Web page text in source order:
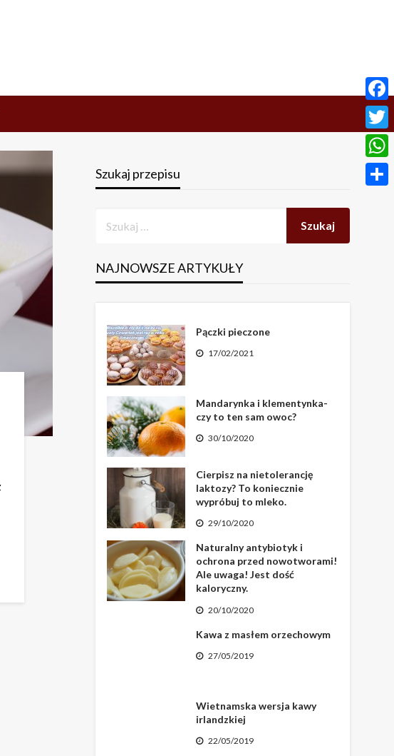
Szukaj przepisu
NAJNOWSZE ARTYKUŁY
Pączki pieczone
17/02/2021
Mandarynka i klementynka-
czy to ten sam owoc?
30/10/2020
Cierpisz na nietolerancję
laktozy? To koniecznie
wypróbuj to mleko.
29/10/2020
Naturalny antybiotyk i
ochrona przed nowotworami!
Ale uwaga! Jest dość
kaloryczny.
20/10/2020
Kawa z masłem orzechowym
27/05/2019
Wietnamska wersja kawy
irlandzkiej
22/05/2019